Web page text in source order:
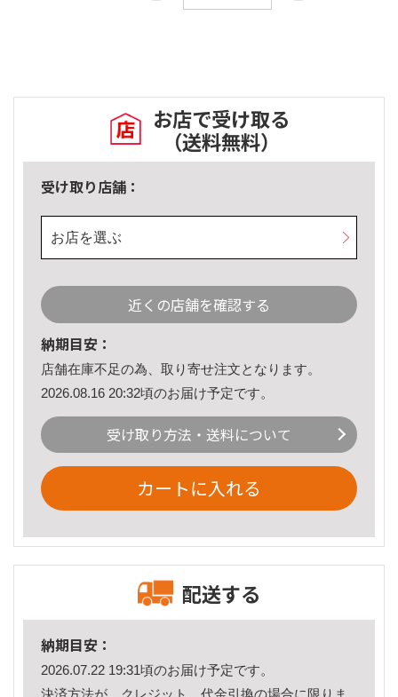
お店で受け取る
（送料無料）
受け取り店舗：
お店を選ぶ
近くの店舗を確認する
納期目安：
店舗在庫不足の為、取り寄せ注文となります。
2026.08.16 20:32頃のお届け予定です。
受け取り方法・送料について
カートに入れる
配送する
納期目安：
2026.07.22 19:31頃のお届け予定です。
決済方法が、クレジット、代金引換の場合に限りま